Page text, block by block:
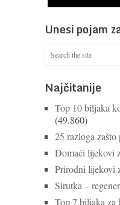
kalcijem i drugim
konzumiraju
Nastavi čitati
Unesi pojam
Najčitanije
Top 10 biljaka
(49.860)
25 razloga
Domaći lijekovi
Prirodni lijekovi
Sirutka –
Top 7 biljaka za